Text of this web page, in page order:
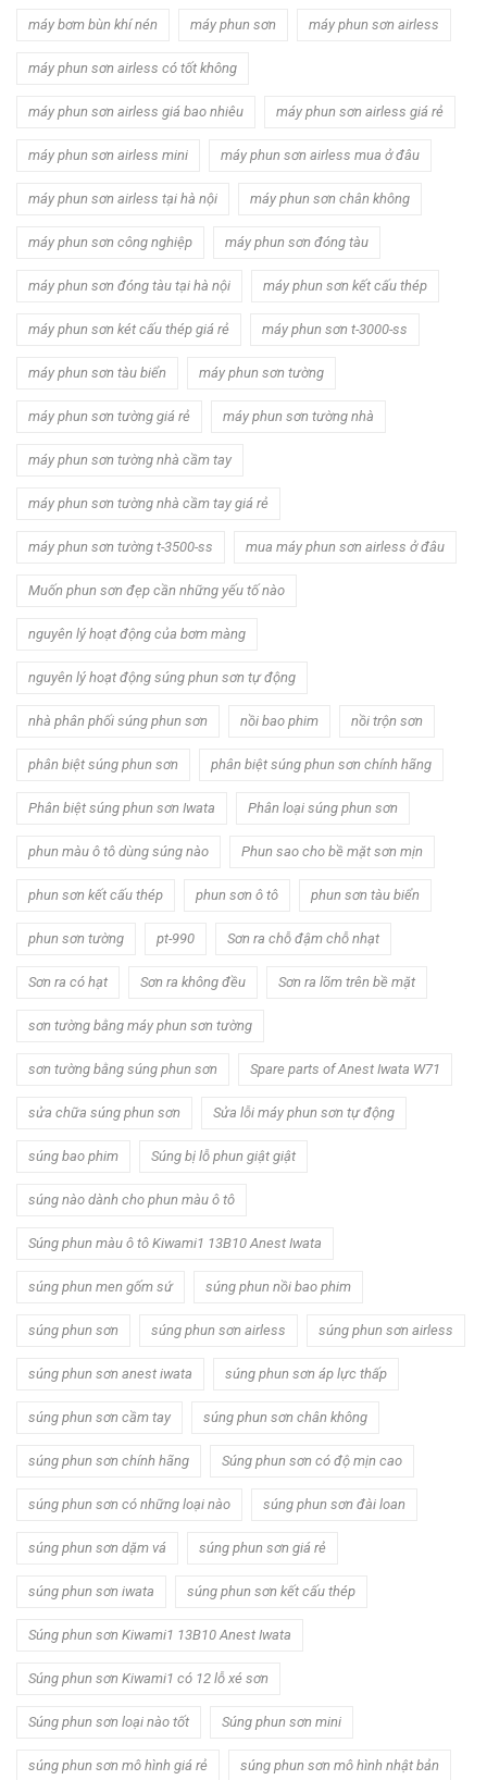
máy bơm bùn khí nén máy phun sơn máy phun sơn airless
máy phun sơn airless có tốt không
máy phun sơn airless giá bao nhiêu máy phun sơn airless giá rẻ
máy phun sơn airless mini máy phun sơn airless mua ở đâu
máy phun sơn airless tại hà nội máy phun sơn chân không
máy phun sơn công nghiệp máy phun sơn đóng tàu
máy phun sơn đóng tàu tại hà nội máy phun sơn kết cấu thép
máy phun sơn két cấu thép giá rẻ máy phun sơn t-3000-ss
máy phun sơn tàu biển máy phun sơn tường
máy phun sơn tường giá rẻ máy phun sơn tường nhà
máy phun sơn tường nhà cầm tay
máy phun sơn tường nhà cầm tay giá rẻ
máy phun sơn tường t-3500-ss mua máy phun sơn airless ở đâu
Muốn phun sơn đẹp cần những yếu tố nào
nguyên lý hoạt động của bơm màng
nguyên lý hoạt động súng phun sơn tự động
nhà phân phối súng phun sơn nồi bao phim nồi trộn sơn
phân biệt súng phun sơn phân biệt súng phun sơn chính hãng
Phân biệt súng phun sơn Iwata Phân loại súng phun sơn
phun màu ô tô dùng súng nào Phun sao cho bề mặt sơn mịn
phun sơn kết cấu thép phun sơn ô tô phun sơn tàu biển
phun sơn tường pt-990 Sơn ra chỗ đậm chỗ nhạt
Sơn ra có hạt Sơn ra không đều Sơn ra lõm trên bề mặt
sơn tường bằng máy phun sơn tường
sơn tường bằng súng phun sơn Spare parts of Anest Iwata W71
sửa chữa súng phun sơn Sửa lỗi máy phun sơn tự động
súng bao phim Súng bị lỗ phun giật giật
súng nào dành cho phun màu ô tô
Súng phun màu ô tô Kiwami1 13B10 Anest Iwata
súng phun men gốm sứ súng phun nồi bao phim
súng phun sơn súng phun sơn airless súng phun sơn airless
súng phun sơn anest iwata súng phun sơn áp lực thấp
súng phun sơn cầm tay súng phun sơn chân không
súng phun sơn chính hãng Súng phun sơn có độ mịn cao
súng phun sơn có những loại nào súng phun sơn đài loan
súng phun sơn dặm vá súng phun sơn giá rẻ
súng phun sơn iwata súng phun sơn kết cấu thép
Súng phun sơn Kiwami1 13B10 Anest Iwata
Súng phun sơn Kiwami1 có 12 lỗ xé sơn
Súng phun sơn loại nào tốt Súng phun sơn mini
súng phun sơn mô hình giá rẻ súng phun sơn mô hình nhật bản